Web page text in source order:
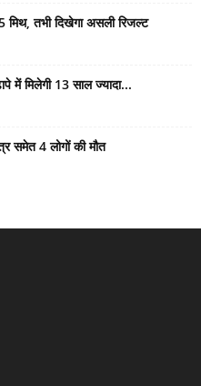
तभी दिखेगा असली रिजल्ट
में मिलेगी 13 साल ज्यादा...
समेत 4 लोगों की मौत